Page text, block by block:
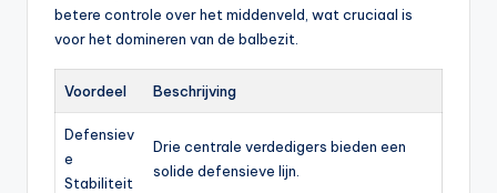
betere controle over het middenveld, wat cruciaal is
voor het domineren van de balbezit.
Voordeel Beschrijving
Defensiev
e
Stabiliteit
Drie centrale verdedigers bieden een
solide defensieve lijn.